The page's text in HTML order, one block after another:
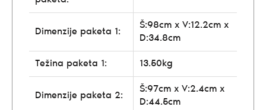
Dimenzije paketa 1:
Š:98cm x V:12.2cm x
D:34.8cm
Težina paketa 1: 13.50kg
Dimenzije paketa 2:
Š:97cm x V:2.4cm x
D:44.5cm